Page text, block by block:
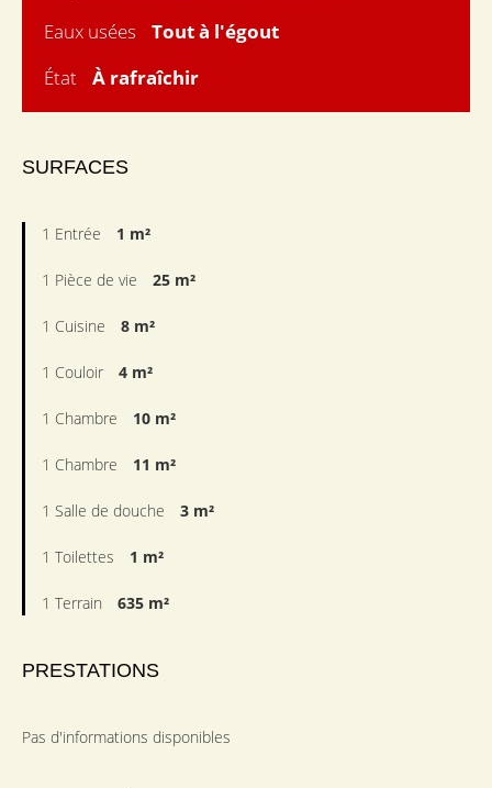
Eaux usées
Tout à l'égout
État
À rafraîchir
SURFACES
1 Entrée 1 m²
1 Pièce de vie 25 m²
1 Cuisine 8 m²
1 Couloir 4 m²
1 Chambre 10 m²
1 Chambre 11 m²
1 Salle de douche 3 m²
1 Toilettes 1 m²
1 Terrain 635 m²
PRESTATIONS
Pas d'informations disponibles